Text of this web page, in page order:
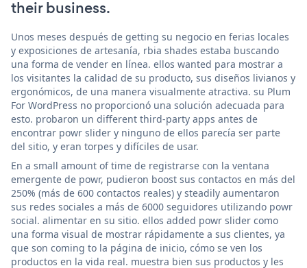
their business.
Unos meses después de getting su negocio en ferias locales
y exposiciones de artesanía, rbia shades estaba buscando
una forma de vender en línea. ellos wanted para mostrar a
los visitantes la calidad de su producto, sus diseños livianos y
ergonómicos, de una manera visualmente atractiva. su Plum
For WordPress no proporcionó una solución adecuada para
esto. probaron un different third-party apps antes de
encontrar powr slider y ninguno de ellos parecía ser parte
del sitio, y eran torpes y difíciles de usar.
En a small amount of time de registrarse con la ventana
emergente de powr, pudieron boost sus contactos en más del
250% (más de 600 contactos reales) y steadily aumentaron
sus redes sociales a más de 6000 seguidores utilizando powr
social. alimentar en su sitio. ellos added powr slider como
una forma visual de mostrar rápidamente a sus clientes, ya
que son coming to la página de inicio, cómo se ven los
productos en la vida real. muestra bien sus productos y les